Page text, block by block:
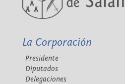
La Corporación
Presidente
Diputados
Delegaciones